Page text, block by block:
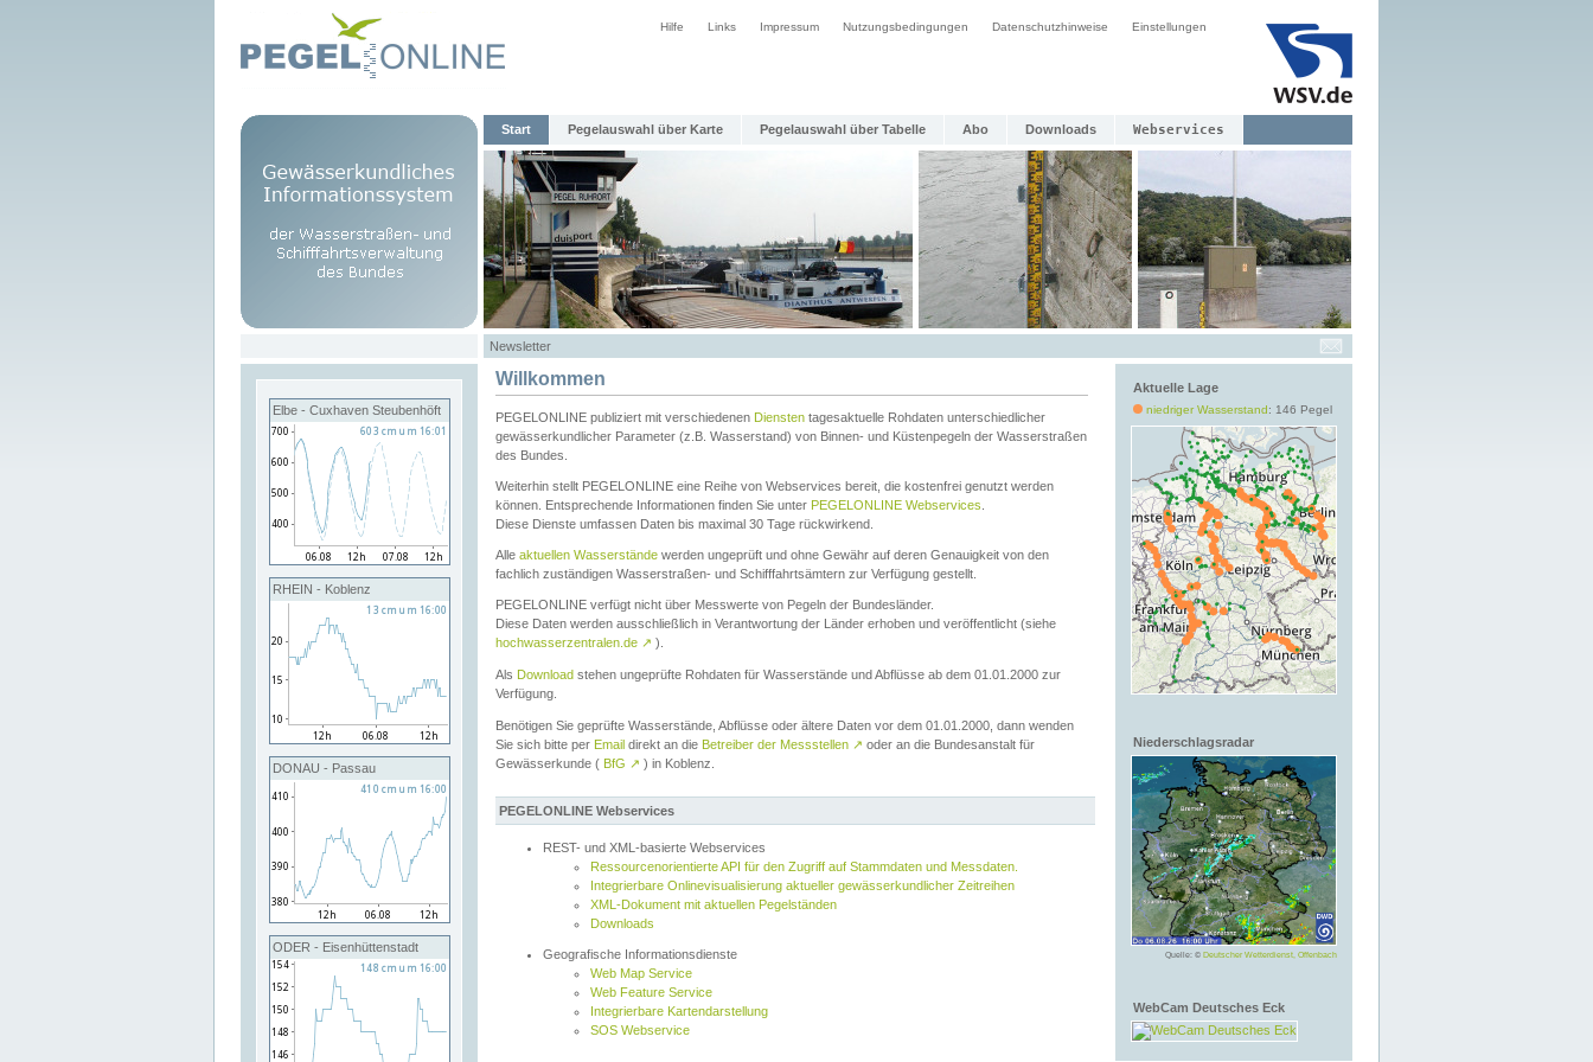
Hilfe Links Impressum Nutzungsbedingungen Datenschutzhinweise Einstellungen
Start Pegelauswahl über Karte Pegelauswahl über Tabelle Abo Downloads Webservices
Newsletter
Elbe - Cuxhaven Steubenhöft
RHEIN - Koblenz
DONAU - Passau
ODER - Eisenhüttenstadt
Aktuelle Lage
niedriger Wasserstand: 146 Pegel
Niederschlagsradar
Quelle: © Deutscher Wetterdienst, Offenbach
WebCam Deutsches Eck
Willkommen
PEGELONLINE publiziert mit verschiedenen Diensten tagesaktuelle Rohdaten unterschiedlicher
gewässerkundlicher Parameter (z.B. Wasserstand) von Binnen- und Küstenpegeln der Wasserstraßen
des Bundes.
Weiterhin stellt PEGELONLINE eine Reihe von Webservices bereit, die kostenfrei genutzt werden
können. Entsprechende Informationen finden Sie unter PEGELONLINE Webservices
Diese Dienste umfassen Daten bis maximal 30 Tage rückwirkend.
Alle aktuellen Wasserstände werden ungeprüft und ohne Gewähr auf deren Genauigkeit von den
fachlich zuständigen Wasserstraßen- und Schifffahrtsämtern zur Verfügung gestellt.
PEGELONLINE verfügt nicht über Messwerte von Pegeln der Bundesländer.
Diese Daten werden ausschließlich in Verantwortung der Länder erhoben und veröffentlicht (siehe
hochwasserzentralen.de ↗ ).
Als Download stehen ungeprüfte Rohdaten für Wasserstände und Abflüsse ab dem 01.01.2000 zur
Verfügung.
Benötigen Sie geprüfte Wasserstände, Abflüsse oder ältere Daten vor dem 01.01.2000, dann wenden
Sie sich bitte per Email direkt an die Betreiber der Messstellen ↗ oder an die Bundesanstalt für
Gewässerkunde ( BfG ↗ ) in Koblenz.
PEGELONLINE Webservices
REST- und XML-basierte Webservices
Ressourcenorientierte API für den Zugriff auf Stammdaten und Messdaten.
Integrierbare Onlinevisualisierung aktueller gewässerkundlicher Zeitreihen
XML-Dokument mit aktuellen Pegelständen
Downloads
Geografische Informationsdienste
Web Map Service
Web Feature Service
Integrierbare Kartendarstellung
SOS Webservice